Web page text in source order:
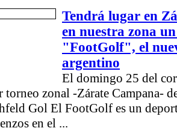
Tendrá lugar en
en nuestra zona
"FootGolf", el
argentino
El domingo 25 del
torneo zonal -Zárate Campana-
Gol El FootGolf es un
en el ...